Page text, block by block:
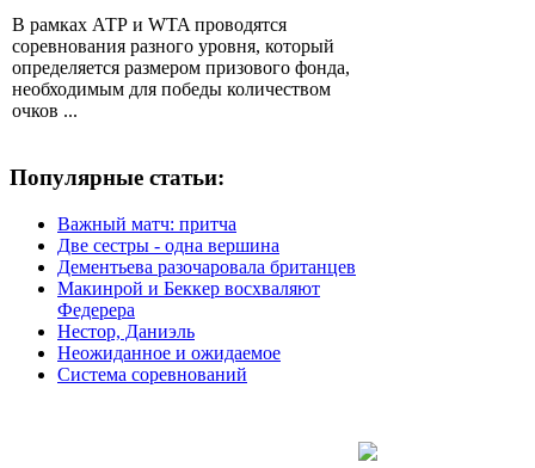
В рамках АТР и WTA проводятся
соревнования разного уровня, который
определяется размером призового фонда,
необходимым для победы количеством
очков ...
Популярные статьи:
Важный матч: притча
Две сестры - одна вершина
Дементьева разочаровала британцев
Макинрой и Беккер восхваляют
Федерера
Нестор, Даниэль
Неожиданное и ожидаемое
Система соревнований